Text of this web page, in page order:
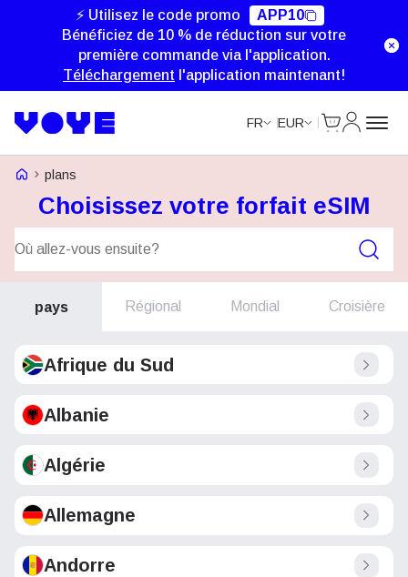
⚡ Utilisez le code promo
APP10
Bénéficiez de 10 % de réduction sur votre
première commande via l'application.
Téléchargement l'application maintenant!
FR EUR
Voye Homepage
plans
Choisissez votre forfait eSIM
pays Régional Mondial Croisière
Afrique du Sud
Albanie
Algérie
Allemagne
Andorre